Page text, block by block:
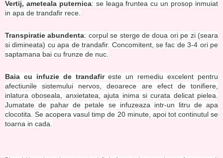
Vertij, ameteala puternica: se leaga fruntea cu un prosop inmuiat
in apa de trandafir rece.
Transpiratie abundenta: corpul se sterge de doua ori pe zi (seara
si dimineata) cu apa de trandafir. Concomitent, se fac de 3-4 ori pe
saptamana bai cu frunze de nuc.
Baia cu infuzie de trandafireste un remediu excelent pentru
afectiunile sistemului nervos, deoarece are efect de tonifiere,
inlatura oboseala, anxietatea, ajuta inima si curata delicat pielea.
Jumatate de pahar de petale se infuzeaza intr-un litru de apa
clocotita. Se acopera vasul timp de 20 minute, apoi tot continutul se
toarna in cada.